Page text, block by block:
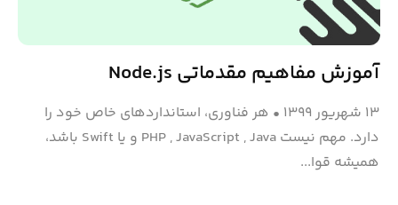
آموزش مفاهیم مقدماتی Node.js
۱۳ شهریور ۱۳۹۹ • هر فناوری، استانداردهای خاص خود را
دارد. مهم نیست PHP , JavaScript , Java و یا Swift باشد،
همیشه قوا...